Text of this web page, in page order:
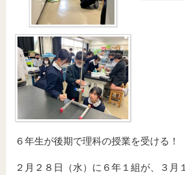
６年生が後期で理科の授業を受ける！
２月２８日（水）に６年１組が、３月